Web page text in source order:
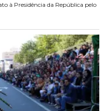
à Presidência da República pelo